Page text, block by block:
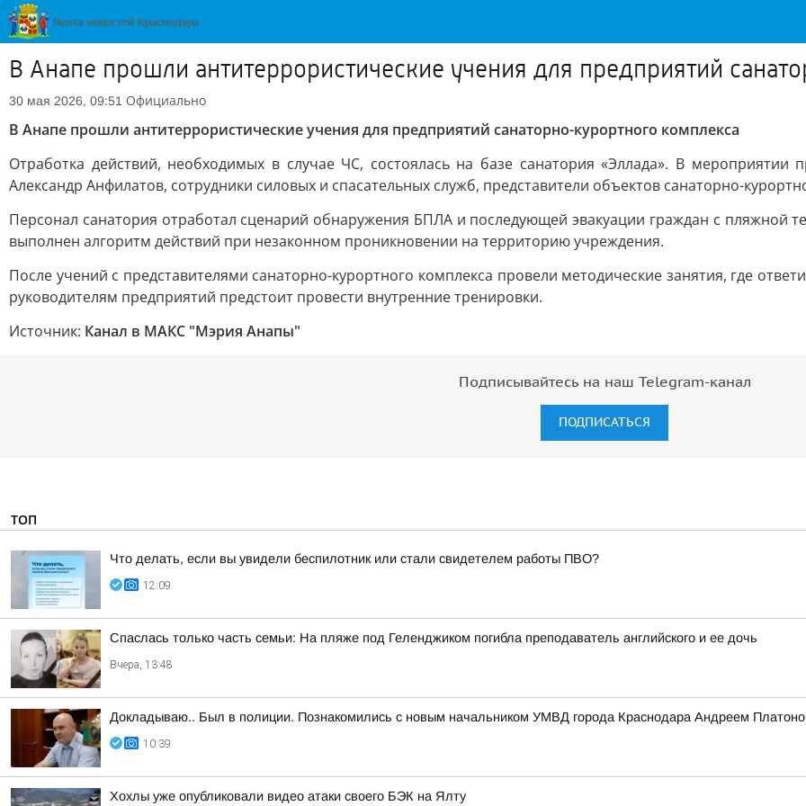
В Анапе прошли антитеррористические учения для предприятий
30 мая 2026, 09:51 Официально
В Анапе прошли антитеррористические учения для предприятий санаторно-курортного комплекса
Отработка действий, необходимых в случае ЧС, состоялась на базе санатория «Эллада». В
Александр Анфилатов, сотрудники силовых и спасательных служб, представители объектов санаторно-
Персонал санатория отработал сценарий обнаружения БПЛА и последующей эвакуации граждан с пляжной
выполнен алгоритм действий при незаконном проникновении на территорию учреждения.
После учений с представителями санаторно-курортного комплекса провели методические занятия, где
руководителям предприятий предстоит провести внутренние тренировки.
Источник: Канал в МАКС "Мэрия Анапы"
Подписывайтесь на наш Telegram-канал
ПОДПИСАТЬСЯ
ТОП
Что делать, если вы увидели беспилотник или стали свидетелем работы ПВО?
12:09
Спаслась только часть семьи: На пляже под Геленджиком погибла преподаватель английского и ее дочь
Вчера, 13:48
Докладываю.. Был в полиции. Познакомились с новым начальником УМВД города Краснодара Андреем
10:39
Хохлы уже опубликовали видео атаки своего БЭК на Ялту